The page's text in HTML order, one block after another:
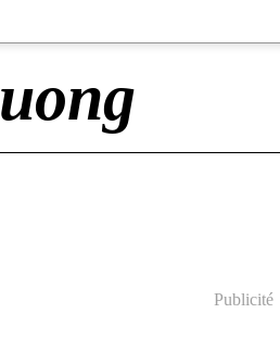
Publicité